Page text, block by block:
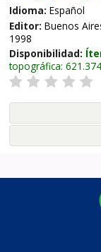
Idioma: Español
Editor: Buenos
1998
Disponibilidad:
topográfica: